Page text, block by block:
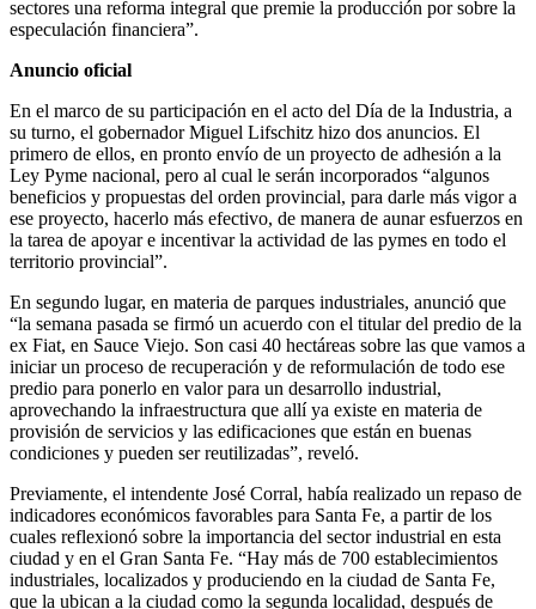
sectores una reforma integral que premie la producción por sobre la
especulación financiera”.
Anuncio oficial
En el marco de su participación en el acto del Día de la Industria, a
su turno, el gobernador Miguel Lifschitz hizo dos anuncios. El
primero de ellos, en pronto envío de un proyecto de adhesión a la
Ley Pyme nacional, pero al cual le serán incorporados “algunos
beneficios y propuestas del orden provincial, para darle más vigor a
ese proyecto, hacerlo más efectivo, de manera de aunar esfuerzos en
la tarea de apoyar e incentivar la actividad de las pymes en todo el
territorio provincial”.
En segundo lugar, en materia de parques industriales, anunció que
“la semana pasada se firmó un acuerdo con el titular del predio de la
ex Fiat, en Sauce Viejo. Son casi 40 hectáreas sobre las que vamos a
iniciar un proceso de recuperación y de reformulación de todo ese
predio para ponerlo en valor para un desarrollo industrial,
aprovechando la infraestructura que allí ya existe en materia de
provisión de servicios y las edificaciones que están en buenas
condiciones y pueden ser reutilizadas”, reveló.
Previamente, el intendente José Corral, había realizado un repaso de
indicadores económicos favorables para Santa Fe, a partir de los
cuales reflexionó sobre la importancia del sector industrial en esta
ciudad y en el Gran Santa Fe. “Hay más de 700 establecimientos
industriales, localizados y produciendo en la ciudad de Santa Fe,
que la ubican a la ciudad como la segunda localidad, después de